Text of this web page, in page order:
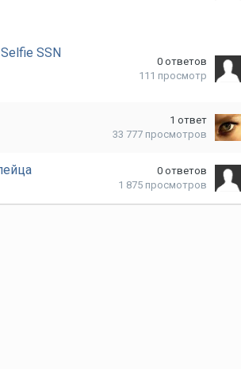
SSN
0 ответов
111 просмотр
1 ответ
33 777 просмотров
0 ответов
1 875 просмотров